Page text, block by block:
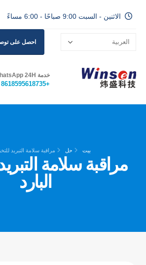
الاثنين - السبت 9:00 صباحًا - 6:00 مساءً
احصل على
خدمة WhatsApp 24H عبر الإنترنت
+8618595618735
بيت حل مراقبة سلامة التبريد
مراقبة سلامة
البارد